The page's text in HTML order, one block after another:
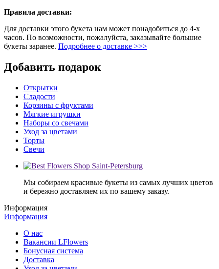
Правила доставки:
Для доставки этого букета нам может понадобиться до 4-х
часов. По возможности, пожалуйста, заказывайте большие
букеты заранее. Подробнее о доставке >>>
Добавить подарок
Открытки
Сладости
Корзины с фруктами
Мягкие игрушки
Наборы со свечами
Уход за цветами
Торты
Свечи
Мы собираем красивые букеты из самых лучших цветов
и бережно доставляем их по вашему заказу.
Информация
Информация
О нас
Вакансии LFlowers
Бонусная система
Доставка